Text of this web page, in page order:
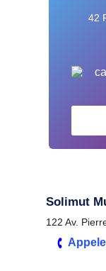
42
Solimut
122 Av.